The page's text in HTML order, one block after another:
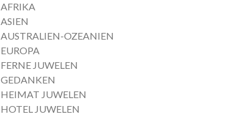
AFRIKA
ASIEN
AUSTRALIEN-OZEANIEN
EUROPA
FERNE JUWELEN
GEDANKEN
HEIMAT JUWELEN
HOTEL JUWELEN